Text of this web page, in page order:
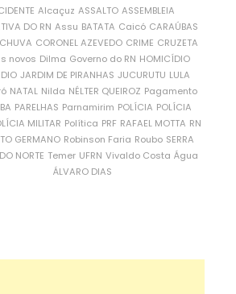
Alcaçuz ASSALTO ASSEMBLEIA
DO RN Assu BATATA Caicó CARAÚBAS
CORONEL AZEVEDO CRIME CRUZETA
novos Dilma Governo do RN HOMICÍDIO
JARDIM DE PIRANHAS JUCURUTU LULA
NATAL Nilda NÉLTER QUEIROZ Pagamento
PARELHAS Parnamirim POLÍCIA POLÍCIA
MILITAR Política PRF RAFAEL MOTTA RN
GERMANO Robinson Faria Roubo SERRA
NORTE Temer UFRN Vivaldo Costa Água
ÁLVARO DIAS